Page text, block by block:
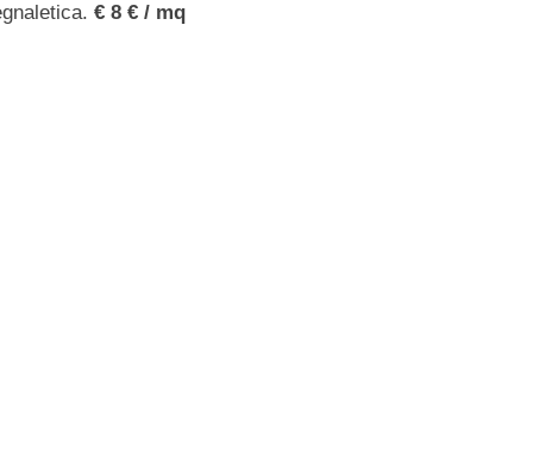
€ 8 € / mq